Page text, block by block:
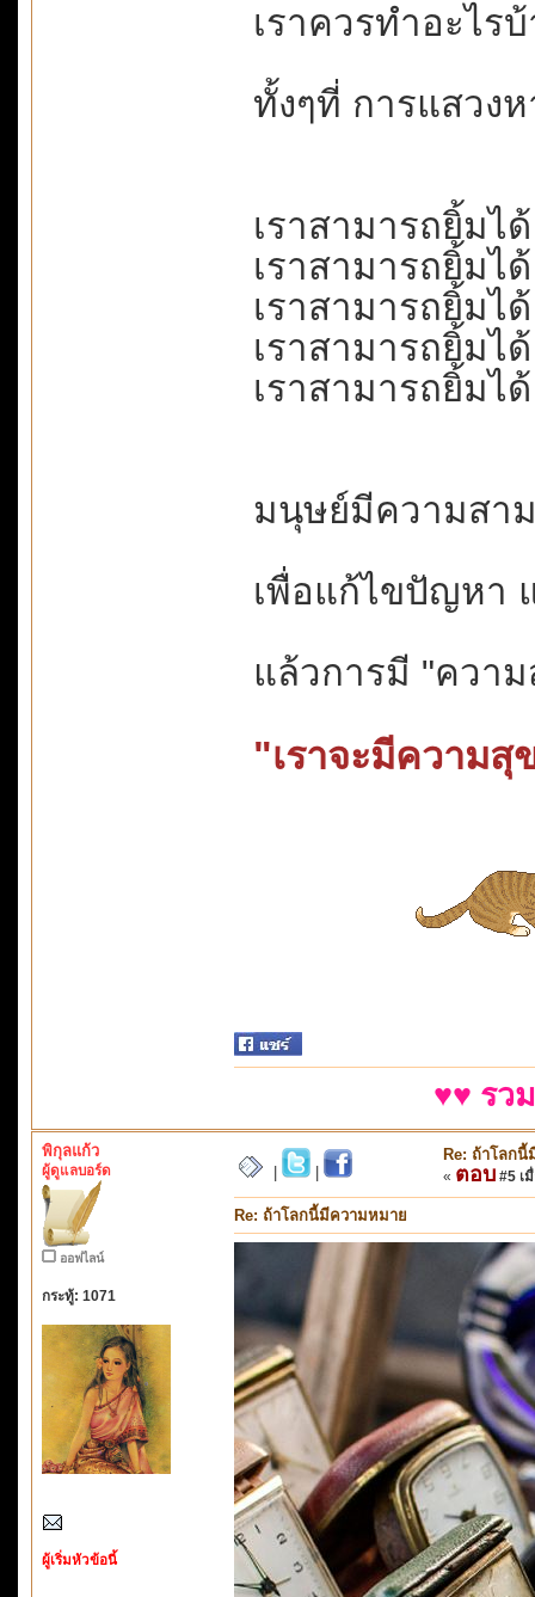
เราควรทำอะไร
ทั้งๆที่ การแสวง
เราสามารถยิ้มไ
เราสามารถยิ้มไ
เราสามารถยิ้มไ
เราสามารถยิ้มไ
เราสามารถยิ้มไ
มนุษย์มีความสา
เพื่อแก้ไขปัญหา
แล้วการมี "ควา
"เราจะมีความสุ
♥♥ รว
พิกุลแก้ว
ผู้ดูแลบอร์ด
ออฟไลน์
กระทู้: 1071
ผู้เริ่มหัวข้อนี้
Re: ถ้าโลก
« ตอบ #5 เ
Re: ถ้าโลกนี้มีความหมาย